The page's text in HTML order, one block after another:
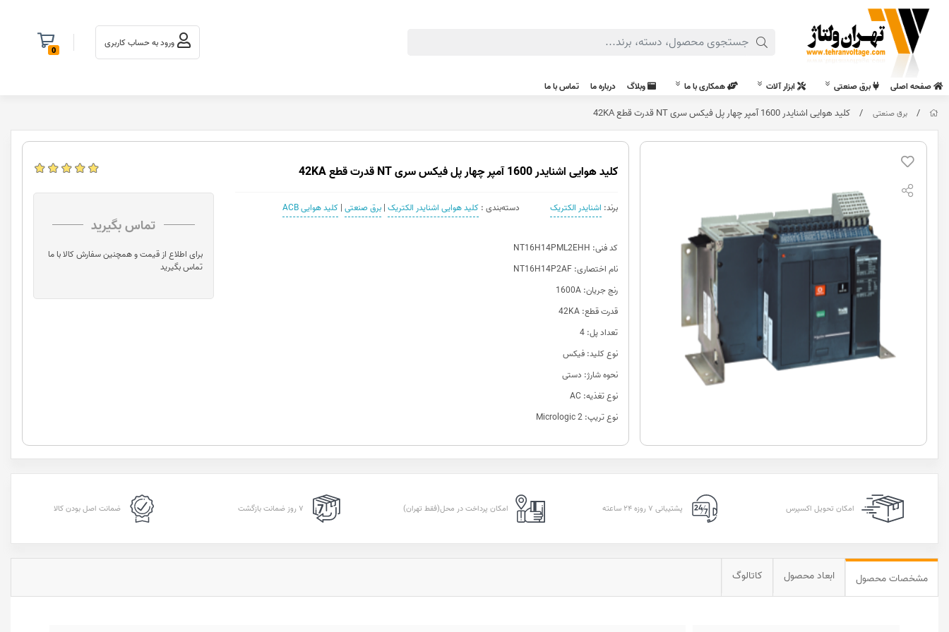
ورود به حساب کاربری
0
صفحه اصلی برق صنعتی ابزار آلات همکاری با ما وبلاگ درباره ما تماس با ما
/ برق صنعتی / کليد هوایی اشنایدر 1600 آمپر چهار پل فیکس سری NT قدرت قطع 42KA
کليد هوایی اشنایدر 1600 آمپر چهار پل فیکس سری NT قدرت قطع 42KA
برند: اشنایدر الکتریک دسته‌بندی :کلید هوایی اشنایدر الکتریک |برق صنعتی |کلید هوایی ACB
کد فنی: NT16H14PML2EHH
نام اختصاری: NT16H14P2AF
رنج جریان: 1600A
قدرت قطع: 42KA
تعداد پل: 4
نوع کلید: فیکس
نحوه شارژ: دستی
نوع تغذیه: AC
نوع تریپ: Micrologic 2
تماس بگیرید
برای اطلاع از قیمت و همچنین سفارش کالا با ما
تماس بگیرید
امکان تحویل اکسپرس پشتیبانی ۷ روزه ۲۴ ساعته امکان پرداخت در محل(فقط تهران) ۷ روز ضمانت بازگشت ضمانت اصل بودن کالا
مشخصات محصول ابعاد محصول کاتالوگ